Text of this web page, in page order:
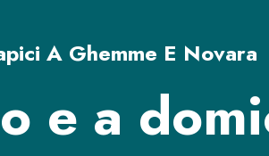
A Ghemme E Novara
e a